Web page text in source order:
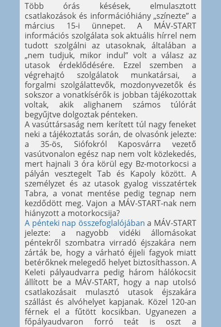
Több órás késések, elmulasztott
csatlakozások és információhiány „színezte” a
március 15-i ünnepet. A MÁV-START
információs szolgálata sok aktuális hírrel nem
tudott szolgálni az utasoknak, általában a
„nem tudjuk, mikor indul” volt a válasz az
utasok érdeklődésére. Ezzel szemben a
végrehajtó szolgálatok munkatársai, a
forgalmi szolgálattevők, mozdonyvezetők és
sokszor a vonatkísérők is jobban tájékozottak
voltak, akik alighanem számos túlórát
begyűjtve dolgoztak pénteken.
A vasúttársaság nem kerített túl nagy feneket
neki a tájékoztatás során, de olvasónk jelezte:
a 35-ös, Siófokról Kaposvárra vezető
vasútvonalon egész nap nem volt közlekedés,
mert hajnali 3 óra körül egy Bz-motorkocsi a
pályán vesztegelt Tab és Kapoly között. A
személyzet és az utasok gyalog visszatértek
Tabra, a vonat mentése pedig tegnap nem
kezdődött meg. Vajon a MÁV-START-nak nem
hiányzott a motorkocsija?
A pénteki nap összefoglalójában a MÁV-START
jelezte: a nagyobb vidéki állomásokat
péntekről szombatra virradó éjszakára nem
zárták be, hogy a várható éjjeli fagyok miatt
betérőknek melegedő helyet biztosíthasson. A
Keleti pályaudvarra pedig három hálókocsit
állított be a MÁV-START, hogy a nap utolsó
csatlakozásait mulasztó utasok éjszakára
szállást és alvóhelyet kapjanak. Közel 120-an
férnek el a fűtött kocsikban. Ugyanezen a
főpályaudvaron forró teát is oszt a